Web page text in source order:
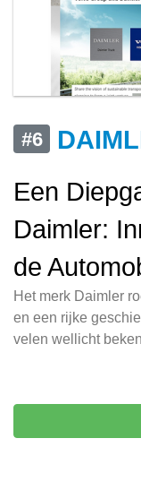
#6
Een
Daimler:
de
Het merk Daimler
en een rijke
velen wellicht